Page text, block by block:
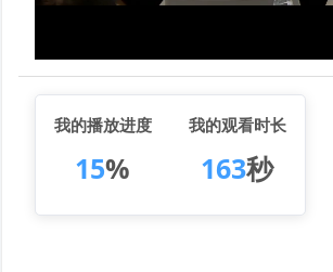
我的播放进度
15%
我的观看时长
163秒